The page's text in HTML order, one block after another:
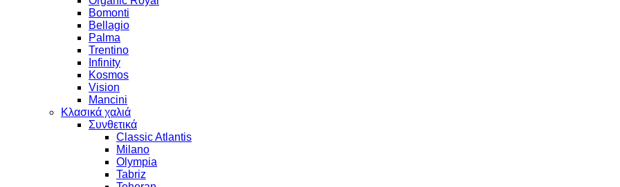
Bomonti
Bellagio
Palma
Trentino
Infinity
Kosmos
Vision
Mancini
Κλασικά χαλιά
Συνθετικά
Classic Atlantis
Milano
Olympia
Tabriz